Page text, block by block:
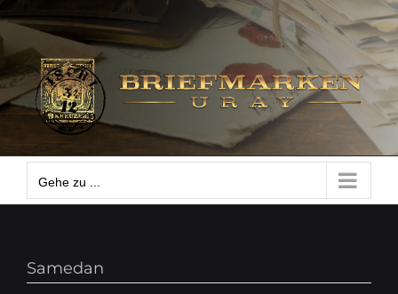
Zum
Inhalt
springen
Gehe zu ...
Gehe zu ...
Samedan